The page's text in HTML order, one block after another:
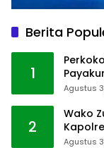
Berita
1
Agustus
2
Wako
Agustus